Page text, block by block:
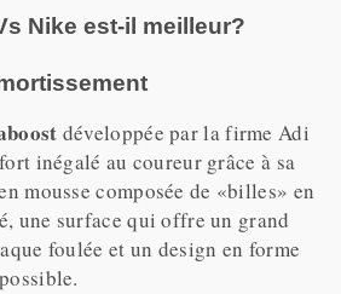
Nike est-il meilleur?
développée par la firme Adi
inégalé au coureur grâce à sa
mousse composée de «billes» en
une surface qui offre un grand
foulée et un design en forme